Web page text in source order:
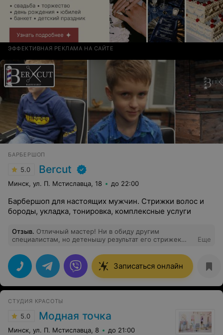
ЭФФЕКТИВНАЯ РЕКЛАМА НА САЙТЕ
БАРБЕРШОП
5.0 Bercut
Минск, ул. П. Мстиславца, 18 до 22:00
Барбершоп для настоящих мужчин. Стрижки волос и
бороды, укладка, тонировка, комплексные услуги
Отзыв. Отличный мастер! Ни в обиду другим
специалистам, но детенышу результат его стрижек
Еще
Записаться онлайн
СТУДИЯ КРАСОТЫ
5.0 Модная точка
Минск, ул. П. Мстиславца, 8 до 21:00